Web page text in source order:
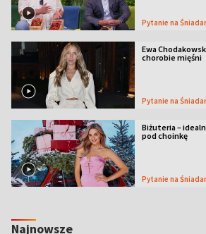
Pytanie na
Ewa
chorobie mięśni
Pytanie na
Biżuteria –
pod choinkę
Pytanie na
Najnowsze